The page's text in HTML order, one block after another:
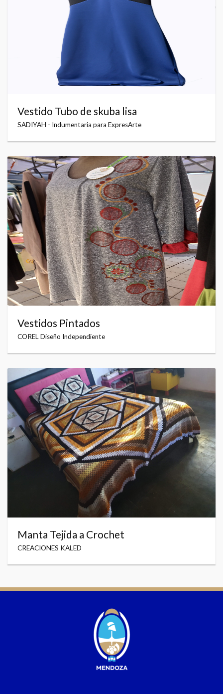
Vestido Tubo de skuba lisa
SADIYAH - Indumentaria para ExpresArte
Vestidos Pintados
COREL Diseño Independiente
Manta Tejida a Crochet
CREACIONES KALED